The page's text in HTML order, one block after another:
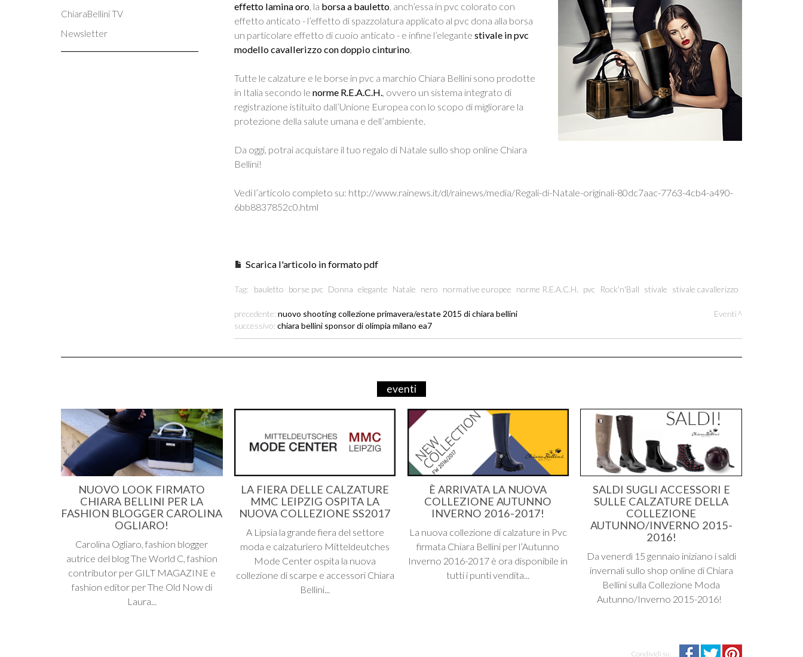
ChiaraBellini TV
Newsletter
effetto lamina oro, la borsa a bauletto, anch’essa in pvc colorato con
effetto anticato - l’effetto di spazzolatura applicato al pvc dona alla borsa
un particolare effetto di cuoio anticato - e infine l’elegante stivale in pvc
modello cavallerizzo con doppio cinturino.
Tutte le calzature e le borse in pvc a marchio Chiara Bellini sono prodotte
in Italia secondo le norme R.E.A.C.H., ovvero un sistema integrato di
registrazione istituito dall’Unione Europea con lo scopo di migliorare la
protezione della salute umana e dell’ambiente.
Da oggi, potrai acquistare il tuo regalo di Natale sullo shop online Chiara
Bellini!
Vedi l’articolo completo su: http://www.rainews.it/dl/rainews/media/Regali-di-Natale-originali-80dc7aac-7763-4cb4-a490-
6bb8837852c0.html
Scarica l'articolo in formato pdf
Tag: bauletto borse pvc Donna elegante Natale nero normative europee norme R.E.A.C.H. pvc Rock'n'Ball stivale stivale cavallerizzo
precedente: nuovo shooting collezione primavera/estate 2015 di chiara bellini
successivo: chiara bellini sponsor di olimpia milano ea7
Eventi
eventi
NUOVO LOOK FIRMATO
CHIARA BELLINI PER LA
FASHION BLOGGER CAROLINA
OGLIARO!
Carolina Ogliaro, fashion blogger
autrice del blog The World C, fashion
contributor per GILT MAGAZINE e
fashion editor per The Old Now di
Laura...
LA FIERA DELLE CALZATURE
MMC LEIPZIG OSPITA LA
NUOVA COLLEZIONE SS2017
A Lipsia la grande fiera del settore
moda e calzaturiero Mitteldeutches
Mode Center ospita la nuova
collezione di scarpe e accessori Chiara
Bellini...
È ARRIVATA LA NUOVA
COLLEZIONE AUTUNNO
INVERNO 2016-2017!
La nuova collezione di calzature in Pvc
firmata Chiara Bellini per l’Autunno
Inverno 2016-2017 è ora disponibile in
tutti i punti vendita...
SALDI SUGLI ACCESSORI E
SULLE CALZATURE DELLA
COLLEZIONE
AUTUNNO/INVERNO 2015-
2016!
Da venerdì 15 gennaio iniziano i saldi
invernali sullo shop online di Chiara
Bellini sulla Collezione Moda
Autunno/Inverno 2015-2016!
Condividi su: